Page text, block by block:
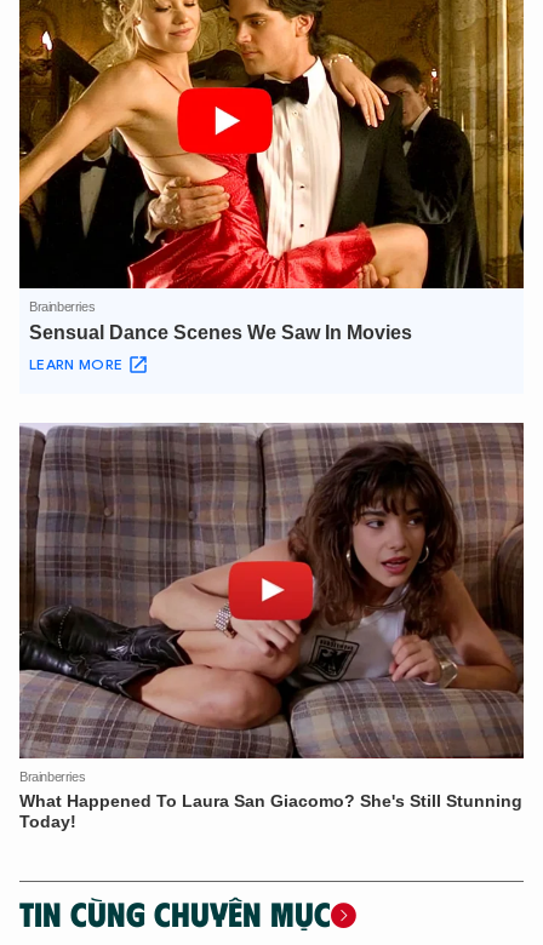
TIN CÙNG CHUYÊN MỤC